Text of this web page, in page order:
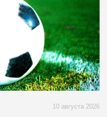
10 августа 2026